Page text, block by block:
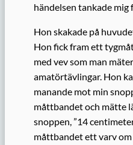
händelsen tankade
Hon skakade på
Hon fick fram ett
med vev som man
amatörtävlingar. Hon
manande mot min
måttbandet och mätte
snoppen, ”14
måttbandet ett varv